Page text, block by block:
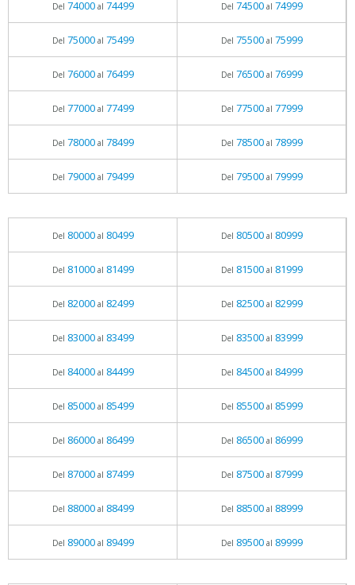
Del 74000al 74499 Del 74500al 74999
Del 75000al 75499 Del 75500al 75999
Del 76000al 76499 Del 76500al 76999
Del 77000al 77499 Del 77500al 77999
Del 78000al 78499 Del 78500al 78999
Del 79000al 79499 Del 79500al 79999
Del 80000al 80499 Del 80500al 80999
Del 81000al 81499 Del 81500al 81999
Del 82000al 82499 Del 82500al 82999
Del 83000al 83499 Del 83500al 83999
Del 84000al 84499 Del 84500al 84999
Del 85000al 85499 Del 85500al 85999
Del 86000al 86499 Del 86500al 86999
Del 87000al 87499 Del 87500al 87999
Del 88000al 88499 Del 88500al 88999
Del 89000al 89499 Del 89500al 89999